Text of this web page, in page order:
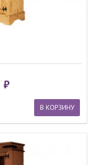
В КОРЗИНУ